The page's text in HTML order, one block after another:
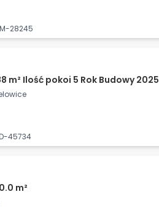
28245
m² Ilość pokoi 5 Rok Budowy 2025
45734
m²